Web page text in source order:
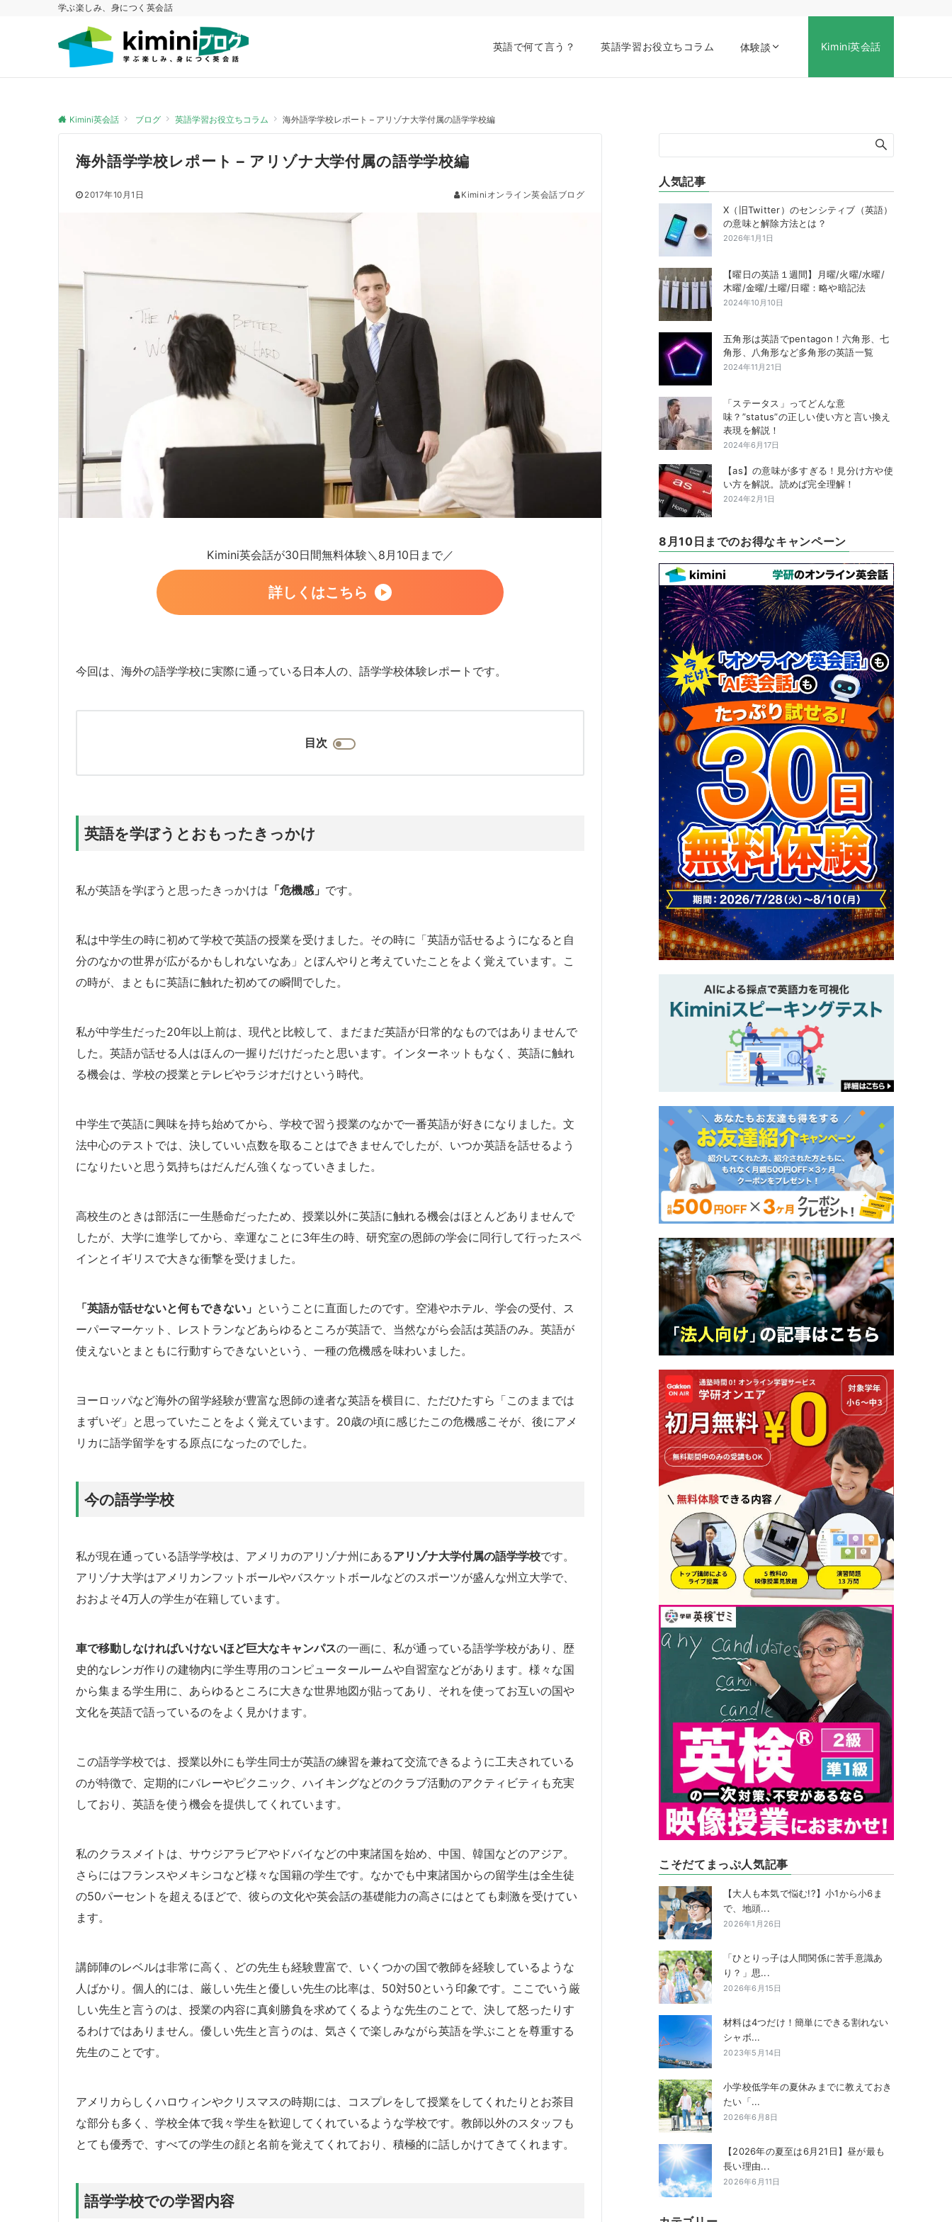
学ぶ楽しみ、身につく英会話
英語で何て言う？ 英語学習お役立ちコラム 体験談 Kimini英会話
Kimini英会話 ブログ 英語学習お役立ちコラム 海外語学学校レポート – アリゾナ大学付属の語学学校編
海外語学学校レポート – アリゾナ大学付属の語学学校編
2017年10月1日 Kiminiオンライン英会話ブログ
Kimini英会話が30日間無料体験＼8月10日まで／
詳しくはこちら
今回は、海外の語学学校に実際に通っている日本人の、語学学校体験レポートです。
目次
英語を学ぼうとおもったきっかけ
私が英語を学ぼうと思ったきっかけは 「危機感」 です。
私は中学生の時に初めて学校で英語の授業を受けました。その時に「英語が話せるようになると自
分のなかの世界が広がるかもしれないなあ」とぼんやりと考えていたことをよく覚えています。こ
の時が、まともに英語に触れた初めての瞬間でした。
私が中学生だった20年以上前は、現代と比較して、まだまだ英語が日常的なものではありませんで
した。英語が話せる人はほんの一握りだけだったと思います。インターネットもなく、英語に触れ
る機会は、学校の授業とテレビやラジオだけという時代。
中学生で英語に興味を持ち始めてから、学校で習う授業のなかで一番英語が好きになりました。文
法中心のテストでは、決していい点数を取ることはできませんでしたが、いつか英語を話せるよう
になりたいと思う気持ちはだんだん強くなっていきました。
高校生のときは部活に一生懸命だったため、授業以外に英語に触れる機会はほとんどありませんで
したが、大学に進学してから、幸運なことに3年生の時、研究室の恩師の学会に同行して行ったスペ
インとイギリスで大きな衝撃を受けました。
「英語が話せないと何もできない」 ということに直面したのです。空港やホテル、学会の受付、ス
ーパーマーケット、レストランなどあらゆるところが英語で、当然ながら会話は英語のみ。英語が
使えないとまともに行動すらできないという、一種の危機感を味わいました。
ヨーロッパなど海外の留学経験が豊富な恩師の達者な英語を横目に、ただひたすら「このままでは
まずいぞ」と思っていたことをよく覚えています。20歳の頃に感じたこの危機感こそが、後にアメ
リカに語学留学をする原点になったのでした。
今の語学学校
私が現在通っている語学学校は、アメリカのアリゾナ州にあるアリゾナ大学付属の語学学校です。
アリゾナ大学はアメリカンフットボールやバスケットボールなどのスポーツが盛んな州立大学で、
おおよそ4万人の学生が在籍しています。
車で移動しなければいけないほど巨大なキャンパスの一画に、私が通っている語学学校があり、歴
史的なレンガ作りの建物内に学生専用のコンピュータールームや自習室などがあります。様々な国
から集まる学生用に、あらゆるところに大きな世界地図が貼ってあり、それを使ってお互いの国や
文化を英語で語っているのをよく見かけます。
この語学学校では、授業以外にも学生同士が英語の練習を兼ねて交流できるように工夫されている
のが特徴で、定期的にバレーやピクニック、ハイキングなどのクラブ活動のアクティビティも充実
しており、英語を使う機会を提供してくれています。
私のクラスメイトは、サウジアラビアやドバイなどの中東諸国を始め、中国、韓国などのアジア。
さらにはフランスやメキシコなど様々な国籍の学生です。なかでも中東諸国からの留学生は全生徒
の50パーセントを超えるほどで、彼らの文化や英会話の基礎能力の高さにはとても刺激を受けてい
ます。
講師陣のレベルは非常に高く、どの先生も経験豊富で、いくつかの国で教師を経験しているような
人ばかり。個人的には、厳しい先生と優しい先生の比率は、50対50という印象です。ここでいう厳
しい先生と言うのは、授業の内容に真剣勝負を求めてくるような先生のことで、決して怒ったりす
るわけではありません。優しい先生と言うのは、気さくで楽しみながら英語を学ぶことを尊重する
先生のことです。
アメリカらしくハロウィンやクリスマスの時期には、コスプレをして授業をしてくれたりとお茶目
な部分も多く、学校全体で我々学生を歓迎してくれているような学校です。教師以外のスタッフも
とても優秀で、すべての学生の顔と名前を覚えてくれており、積極的に話しかけてきてくれます。
語学学校での学習内容
人気記事
X（旧Twitter）のセンシティブ（英語）
の意味と解除方法とは？
2026年1月1日
【曜日の英語１週間】月曜/火曜/水曜/
木曜/金曜/土曜/日曜：略や暗記法
2024年10月10日
五角形は英語でpentagon！六角形、七
角形、八角形など多角形の英語一覧
2024年11月21日
「ステータス」ってどんな意
味？”status”の正しい使い方と言い換え
表現を解説！
2024年6月17日
【as】の意味が多すぎる！見分け方や使
い方を解説。読めば完全理解！
2024年2月1日
8月10日までのお得なキャンペーン
こそだてまっぷ人気記事
【大人も本気で悩む!?】小1から小6ま
で、地頭...
2026年1月26日
「ひとりっ子は人間関係に苦手意識あ
り？」思...
2026年6月15日
材料は4つだけ！簡単にできる割れない
シャボ...
2023年5月14日
小学校低学年の夏休みまでに教えておき
たい「...
2026年6月8日
【2026年の夏至は6月21日】昼が最も
長い理由...
2026年6月11日